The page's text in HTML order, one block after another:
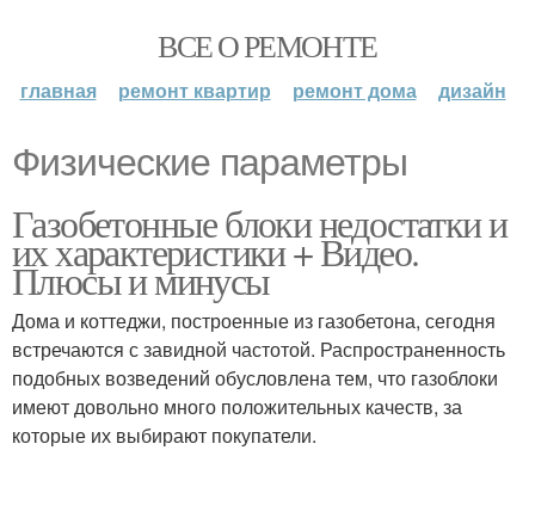
ВСЕ О РЕМОНТЕ
главная ремонт квартир ремонт дома дизайн
Физические параметры
Газобетонные блоки недостатки и
их характеристики + Видео.
Плюсы и минусы
Дома и коттеджи, построенные из газобетона, сегодня
встречаются с завидной частотой. Распространенность
подобных возведений обусловлена тем, что газоблоки
имеют довольно много положительных качеств, за
которые их выбирают покупатели.